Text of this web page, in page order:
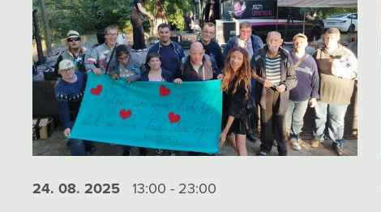
24. 08. 2025 13:00 - 23:00